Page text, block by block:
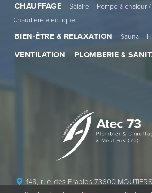
CHAUFFAGE Solaire Pompe à chaleur
Chaudière électrique
BIEN-ÊTRE & RELAXATION Sauna
VENTILATION PLOMBERIE &
148, rue des Erables 73600